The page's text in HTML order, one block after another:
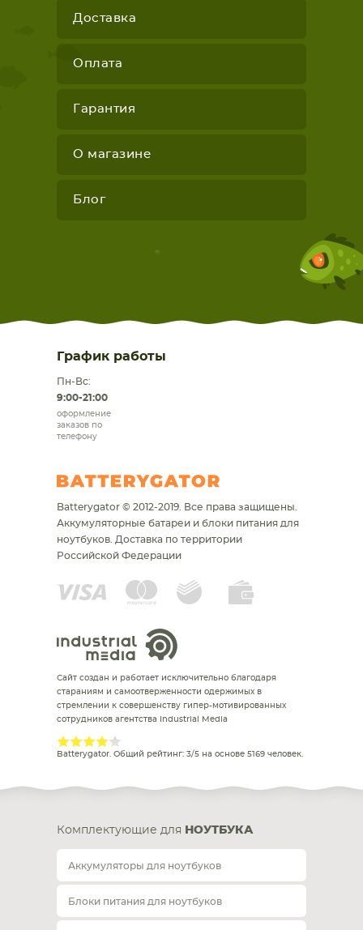
Доставка
Оплата
Гарантия
О магазине
Блог
График работы
Пн-Вс:
9:00-21:00
оформление
заказов по
телефону
Batterygator © 2012-2019. Все права защищены.
Аккумуляторные батареи и блоки питания для
ноутбуков. Доставка по территории
Российской Федерации
Сайт создан и работает исключительно благодаря
стараниям и самоотверженности одержимых в
стремлении к совершенству гипер-мотивированных
сотрудников агентства Industrial Media
Batterygator. Общий рейтинг: 3/5 на основе 5169 человек.
Комплектующие для НОУТБУКА
Аккумуляторы для ноутбуков
Блоки питания для ноутбуков